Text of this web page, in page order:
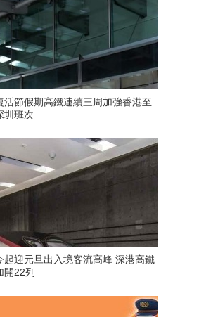
活節假期高鐵連續三周加強香港至
圳班次
起迎元旦出入境客流高峰 深港高鐵
開22列